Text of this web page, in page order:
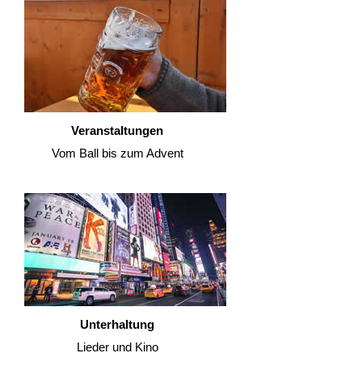
Veranstaltungen
Vom Ball bis zum Advent
Unterhaltung
Lieder und Kino